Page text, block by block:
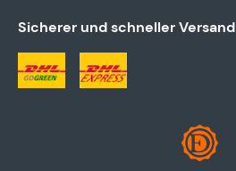
Sicherer und schneller Versand